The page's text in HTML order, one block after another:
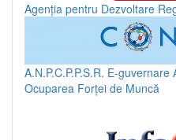
Agenția pentru Dezvoltare
A.N.P.C.P.P.S.R. E-guvernare
Ocuparea Forței de Muncă